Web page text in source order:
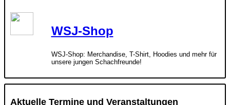
WSJ-Shop
WSJ-Shop: Merchandise, T-Shirt, Hoodies und mehr für
unsere jungen Schachfreunde!
Aktuelle Termine und Veranstaltungen